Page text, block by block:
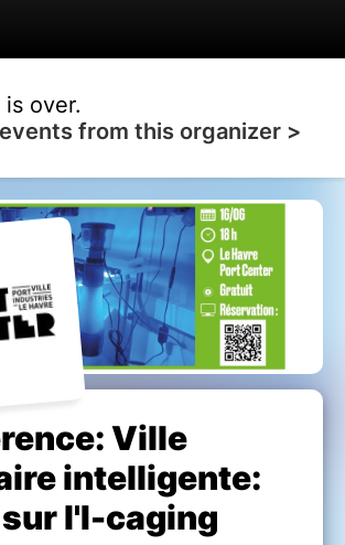
over.
from this organizer >
Ville
intelligente:
l'I-caging